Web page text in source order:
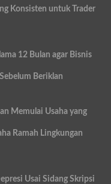
Konsisten untuk Trader
12 Bulan agar Bisnis
Beriklan
Memulai Usaha yang
Ramah Lingkungan
Usai Sidang Skripsi